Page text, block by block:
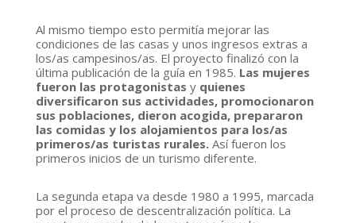
Al mismo tiempo esto permitía mejorar las
condiciones de las casas y unos ingresos extras a
los/as campesinos/as. El proyecto finalizó con la
última publicación de la guía en 1985. Las mujeres
fueron las protagonistas y quienes
diversificaron sus actividades, promocionaron
sus poblaciones, dieron acogida, prepararon
las comidas y los alojamientos para los/as
primeros/as turistas rurales. Así fueron los
primeros inicios de un turismo diferente.
La segunda etapa va desde 1980 a 1995, marcada
por el proceso de descentralización política. La